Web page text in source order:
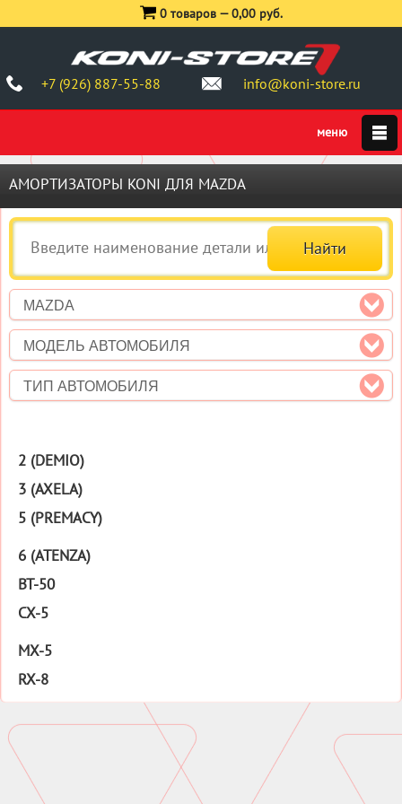
+7 (926) 887-55-88 info@koni-store.ru
0 товаров —0,00 руб.
АМОРТИЗАТОРЫ KONI ДЛЯ MAZDA
MAZDA
МОДЕЛЬ АВТОМОБИЛЯ
ТИП АВТОМОБИЛЯ
2 (DEMIO)
3 (AXELA)
5 (PREMACY)
6 (ATENZA)
BT-50
CX-5
MX-5
RX-8